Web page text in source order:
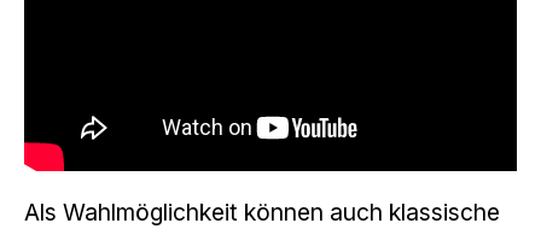
Als Wahlmöglichkeit können auch klassische